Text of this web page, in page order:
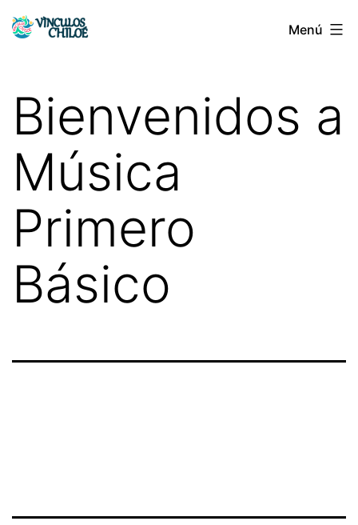
Saltar
Vínculos
Menú
Bienvenidos a
Música
Primero
Básico